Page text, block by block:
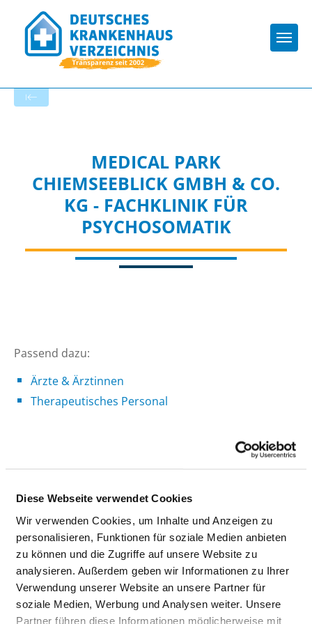
Diese Webseite verwendet Cookies
Wir verwenden Cookies, um Inhalte und Anzeigen zu
personalisieren, Funktionen für soziale Medien anbieten
zu können und die Zugriffe auf unsere Website zu
analysieren. Außerdem geben wir Informationen zu Ihrer
Verwendung unserer Website an unsere Partner für
soziale Medien, Werbung und Analysen weiter. Unsere
Partner führen diese Informationen möglicherweise mit
MEDICAL PARK
CHIEMSEEBLICK GMBH & CO.
KG - FACHKLINIK FÜR
PSYCHOSOMATIK
Passend dazu:
Ärzte & Ärztinnen
Therapeutisches Personal
gesamten Krankenhauses. Informationen zum
auf den Fachabteilungsseiten.
GESUNDHEITS- UND KRANKENPFLEGER UND
GESUNDHEITS- UND KRANKENPFLEGERINNEN